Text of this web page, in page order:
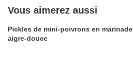
Vous aimerez aussi
Pickles de mini-poivrons en marinade
aigre-douce